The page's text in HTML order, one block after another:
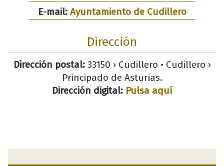
E-mail: Ayuntamiento de Cudillero
Dirección
Dirección postal:33150 › Cudillero • Cudillero ›
Principado de Asturias.
Dirección digital: Pulsa aquí